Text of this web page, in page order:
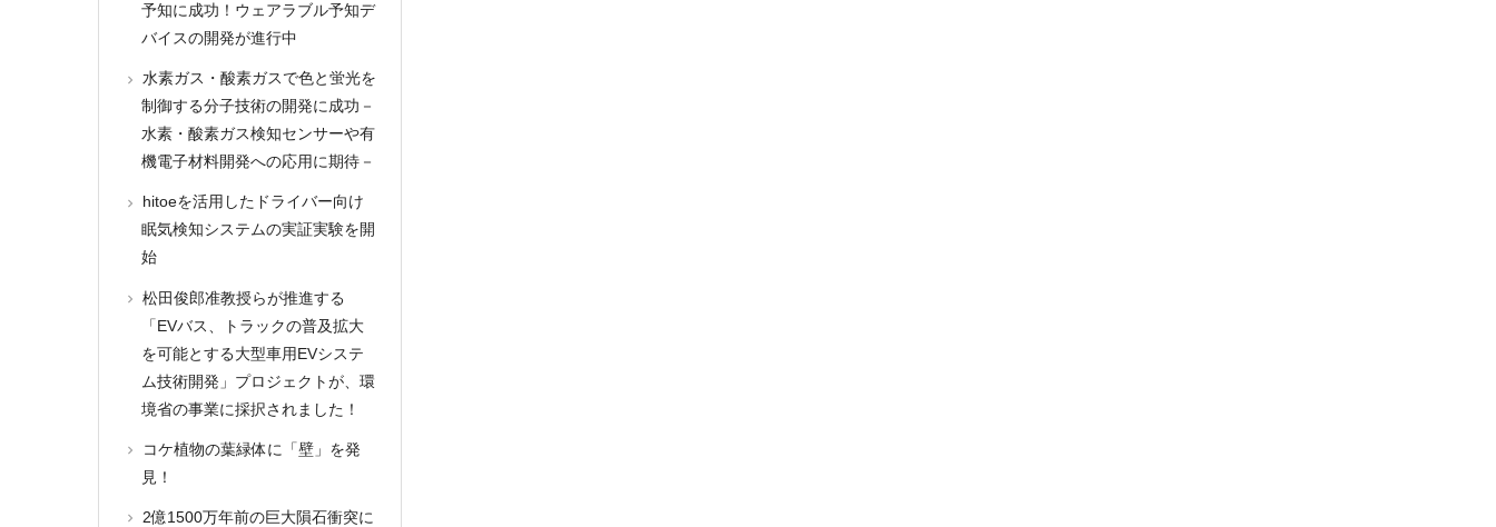
予知に成功！ウェアラブル予知デ
バイスの開発が進行中
水素ガス・酸素ガスで色と蛍光を
制御する分子技術の開発に成功－
水素・酸素ガス検知センサーや有
機電子材料開発への応用に期待－
hitoeを活用したドライバー向け
眠気検知システムの実証実験を開
始
松田俊郎准教授らが推進する
「EVバス、トラックの普及拡大
を可能とする大型車用EVシステ
ム技術開発」プロジェクトが、環
境省の事業に採択されました！
コケ植物の葉緑体に「壁」を発
見！
2億1500万年前の巨大隕石衝突に